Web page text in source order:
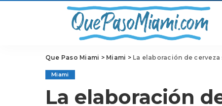
Que Paso Miami > Miami > La elaboración de
Miami
La elaboración